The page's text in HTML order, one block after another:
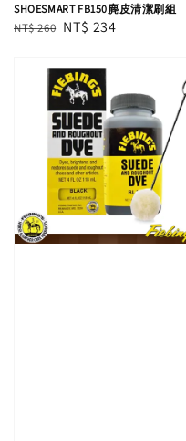
SHOESMART FB150麂皮清潔刷組
Regular
NT$ 260 Sale
NT$ 234